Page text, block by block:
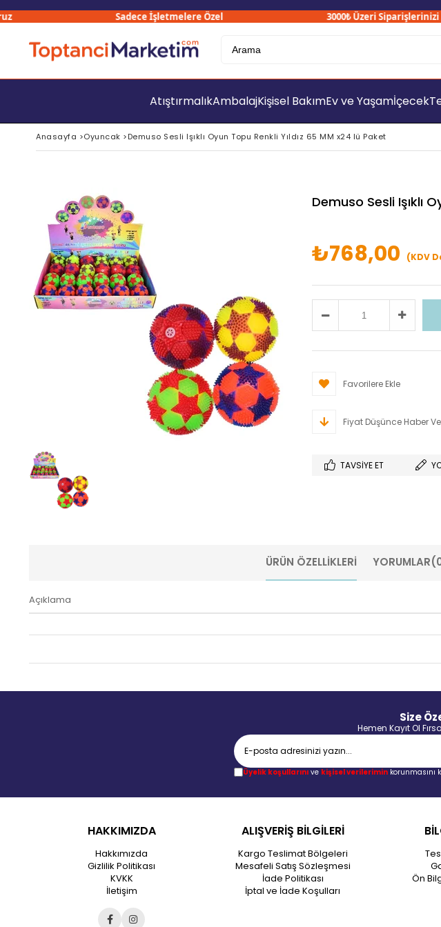
Sadece İşletmelere Özel 3000₺ Üzeri Siparişlerinizi
AtıştırmalıkAmbalajKişisel BakımEv ve Yaşamİçecek
Anasayfa >Oyuncak >Demuso Sesli Işıklı Oyun Topu Renkli Yıldız 65 MM x24 lü Paket
Demuso Sesli Işıklı
₺768,00 (KDV
Favorilere Ekle
Fiyat Düşünce Haber
TAVSIYE ET
ÜRÜN ÖZELLIKLERI YORUMLAR
Açıklama
Size
Hemen Kayıt Ol
Üyelik koşullarınıve kişisel verileriminkorunmasını
HAKKIMIZDA
Hakkımızda
Gizlilik Politikası
KVKK
İletişim
ALIŞVERİŞ BİLGİLERİ
Kargo Teslimat Bölgeleri
Mesafeli Satış Sözleşmesi
İade Politikası
İptal ve İade Koşulları
Ön